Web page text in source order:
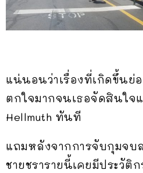
แน่นอนว่าเรื่องที่เกิดขึ้นย่
ตกใจมากจนเธอจัดสินใจ
Hellmuth ทันที
แถมหลังจากการจับกุมจบ
ชายชรารายนี้เคยมีประวัติ